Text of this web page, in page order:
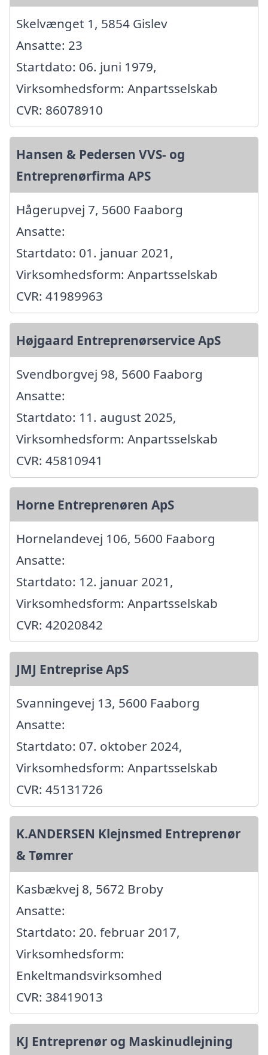
Skelvænget 1, 5854 Gislev
Ansatte: 23
Startdato: 06. juni 1979,
Virksomhedsform: Anpartsselskab
CVR: 86078910
Hansen & Pedersen VVS- og
Entreprenørfirma APS
Hågerupvej 7, 5600 Faaborg
Ansatte:
Startdato: 01. januar 2021,
Virksomhedsform: Anpartsselskab
CVR: 41989963
Højgaard Entreprenørservice ApS
Svendborgvej 98, 5600 Faaborg
Ansatte:
Startdato: 11. august 2025,
Virksomhedsform: Anpartsselskab
CVR: 45810941
Horne Entreprenøren ApS
Hornelandevej 106, 5600 Faaborg
Ansatte:
Startdato: 12. januar 2021,
Virksomhedsform: Anpartsselskab
CVR: 42020842
JMJ Entreprise ApS
Svanningevej 13, 5600 Faaborg
Ansatte:
Startdato: 07. oktober 2024,
Virksomhedsform: Anpartsselskab
CVR: 45131726
K.ANDERSEN Klejnsmed Entreprenør
& Tømrer
Kasbækvej 8, 5672 Broby
Ansatte:
Startdato: 20. februar 2017,
Virksomhedsform:
Enkeltmandsvirksomhed
CVR: 38419013
KJ Entreprenør og Maskinudlejning